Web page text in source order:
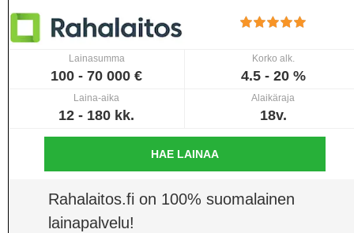
Lainasumma
100 - 70 000 €
Korko alk.
4.5 - 20 %
Laina-aika
12 - 180 kk.
Alaikäraja
18v.
HAE LAINAA
Rahalaitos.fi on 100% suomalainen
lainapalvelu!